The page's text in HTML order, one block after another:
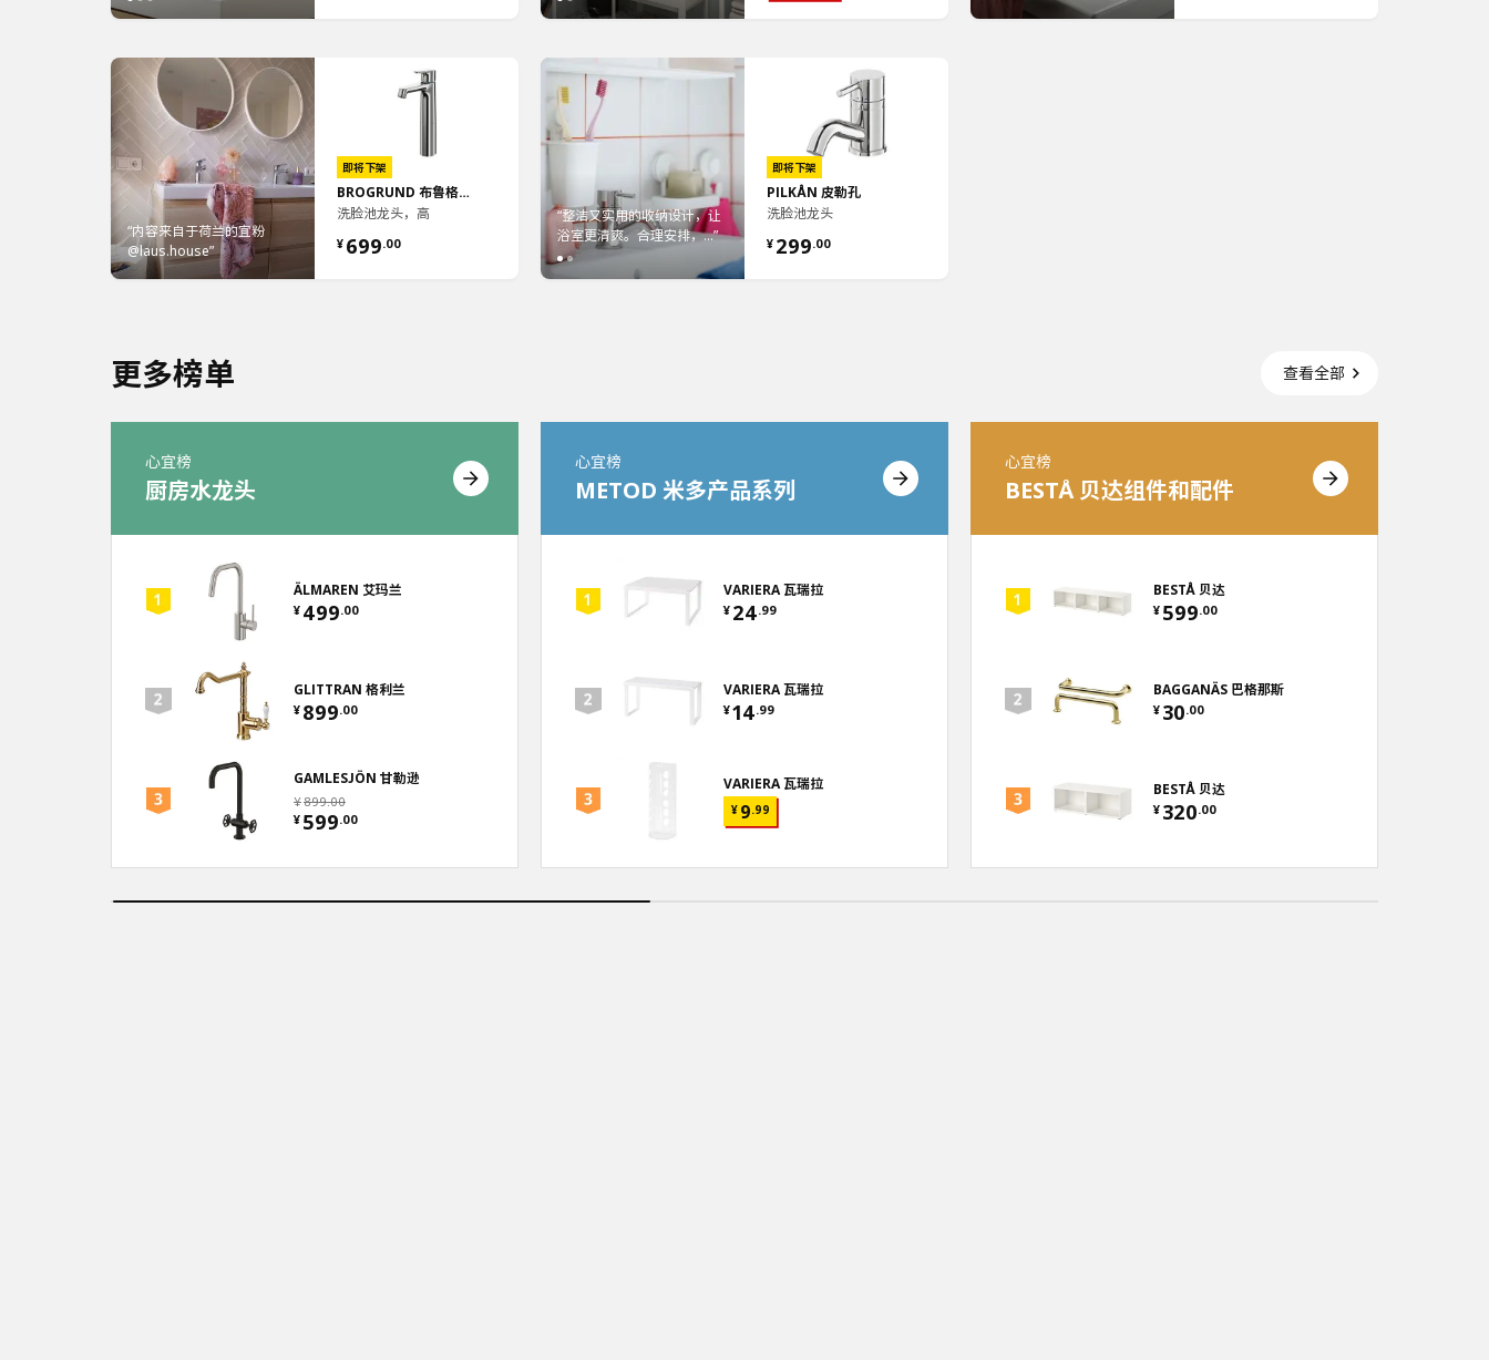
“内容来自于荷兰的宜粉
@laus.house”
即将下架
BROGRUND 布鲁格隆德
洗脸池龙头，高
¥ 699.00
“利用吸盘收纳小物品，将洗
手台面的杂物腾空，保持...”
“整洁又实用的收纳设计，让
浴室更清爽。合理安排，...”
“利用吸盘收纳小物品，将洗
手台面的杂物腾空，保持...”
即将下架
PILKÅN 皮勒孔
洗脸池龙头
¥ 299.00
更多榜单 查看全部
心宜榜
厨房水龙头
ÄLMAREN 艾玛兰
¥ 499.00
GLITTRAN 格利兰
¥ 899.00
GAMLESJÖN 甘勒逊
¥899.00
¥ 599.00
心宜榜
METOD 米多产品系列
VARIERA 瓦瑞拉
¥ 24.99
VARIERA 瓦瑞拉
¥14.99
VARIERA 瓦瑞拉
¥ 9.99
心宜榜
BESTÅ 贝达组件和配件
BESTÅ 贝达
¥ 599.00
BAGGANÄS 巴格那斯
¥ 30.00
BESTÅ 贝达
¥ 320.00